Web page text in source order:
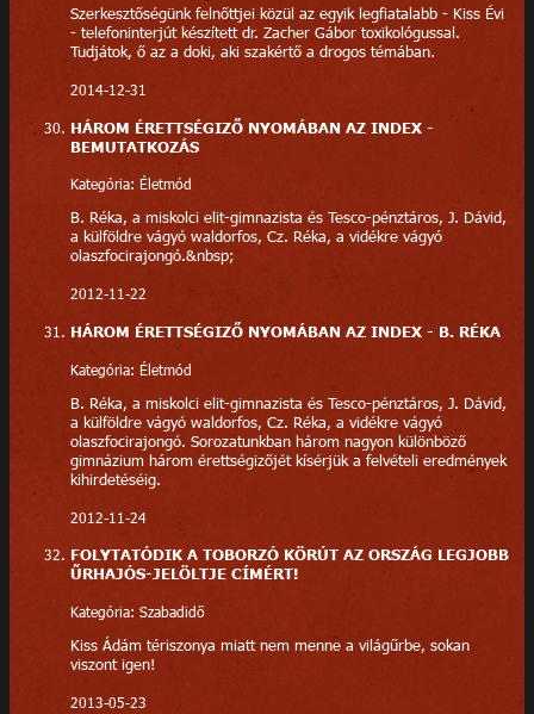
Szerkesztőségünk felnőttjei közül az egyik legfiatalabb - Kiss Évi
- telefoninterjút készített dr. Zacher Gábor toxikológussal.
Tudjátok, ő az a doki, aki szakértő a drogos témában.
2014-12-31
HÁROM ÉRETTSÉGIZŐ NYOMÁBAN AZ INDEX -
BEMUTATKOZÁS
Kategória: Életmód
B. Réka, a miskolci elit-gimnazista és Tesco-pénztáros, J. Dávid,
a külföldre vágyó waldorfos, Cz. Réka, a vidékre vágyó
olaszfocirajongó.&nbsp;
2012-11-22
HÁROM ÉRETTSÉGIZŐ NYOMÁBAN AZ INDEX - B. RÉKA
Kategória: Életmód
B. Réka, a miskolci elit-gimnazista és Tesco-pénztáros, J. Dávid,
a külföldre vágyó waldorfos, Cz. Réka, a vidékre vágyó
olaszfocirajongó. Sorozatunkban három nagyon különböző
gimnázium három érettségizőjét kísérjük a felvételi eredmények
kihirdetéséig.
2012-11-24
FOLYTATÓDIK A TOBORZÓ KÖRÚT AZ ORSZÁG LEGJOBB
ŰRHAJÓS-JELÖLTJE CÍMÉRT!
Kategória: Szabadidő
Kiss Ádám tériszonya miatt nem menne a világűrbe, sokan
viszont igen!
2013-05-23